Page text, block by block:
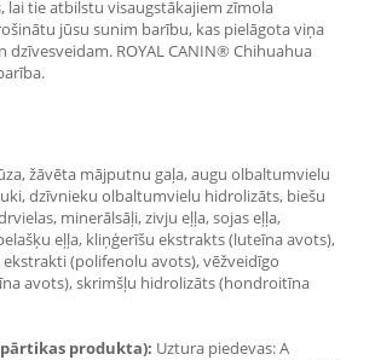
lai tie atbilstu visaugstākajiem zīmola
jūsu sunim barību, kas pielāgota viņa
dzīvesveidam. ROYAL CANIN® Chihuahua
žāvēta mājputnu gaļa, augu olbaltumvielu
dzīvnieku olbaltumvielu hidrolizāts, biešu
minerālsāļi, zivju eļļa, sojas eļļa,
eļļa, kliņģerīšu ekstrakts (luteīna avots),
(polifenolu avots), vēžveidīgo
avots), skrimšļu hidrolizāts (hondroitīna
pārtikas produkta): Uztura piedevas: A